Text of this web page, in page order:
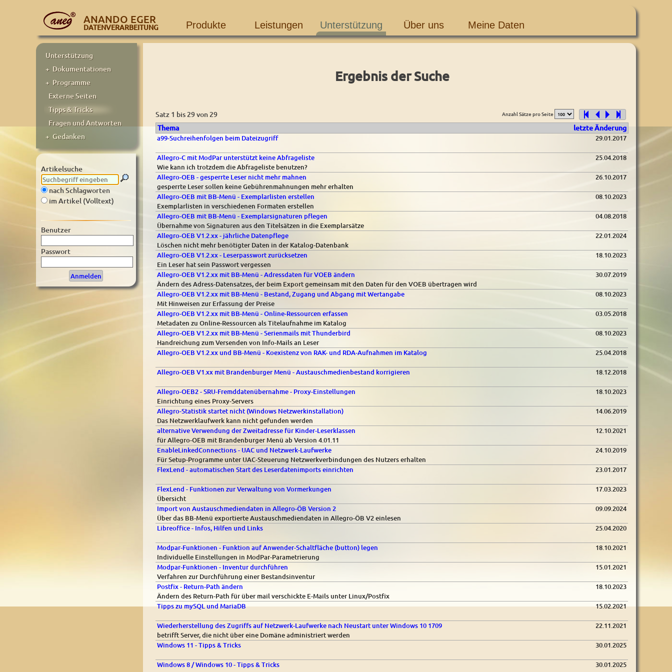
ANANDO EGER
DATENVERARBEITUNG Produkte Leistungen Unterstützung Über uns Meine Daten
Unterstützung
+ Dokumentationen
+ Programme
Externe Seiten
Tipps & Tricks
Fragen und Antworten
+ Gedanken
Artikelsuche
nach Schlagworten
im Artikel (Volltext)
Benutzer
Passwort
Ergebnis der Suche
Satz 1 bis 29 von 29 Anzahl Sätze pro Seite
Thema letzte Änderung
a99-Suchreihenfolgen beim Dateizugriff 29.01.2017
Allegro-C mit ModPar unterstützt keine Abfrageliste
Wie kann ich trotzdem die Abfrageliste benutzen?
25.04.2018
Allegro-OEB - gesperrte Leser nicht mehr mahnen
gesperrte Leser sollen keine Gebührenmahnungen mehr erhalten
26.10.2017
Allegro-OEB mit BB-Menü - Exemplarlisten erstellen
Exemplarlisten in verschiedenen Formaten erstellen
08.10.2023
Allegro-OEB mit BB-Menü - Exemplarsignaturen pflegen
Übernahme von Signaturen aus den Titelsätzen in die Exemplarsätze
04.08.2018
Allegro-OEB V1.2.xx - jährliche Datenpflege
Löschen nicht mehr benötigter Daten in der Katalog-Datenbank
22.01.2024
Allegro-OEB V1.2.xx - Leserpasswort zurücksetzen
Ein Leser hat sein Passwort vergessen
18.10.2023
Allegro-OEB V1.2.xx mit BB-Menü - Adressdaten für VOEB ändern
Ändern des Adress-Datensatzes, der beim Export gemeinsam mit den Daten für den VOEB übertragen wird
30.07.2019
Allegro-OEB V1.2.xx mit BB-Menü - Bestand, Zugang und Abgang mit Wertangabe
Mit Hinweisen zur Erfassung der Preise
08.10.2023
Allegro-OEB V1.2.xx mit BB-Menü - Online-Ressourcen erfassen
Metadaten zu Online-Ressourcen als Titelaufnahme im Katalog
03.05.2018
Allegro-OEB V1.2.xx mit BB-Menü - Serienmails mit Thunderbird
Handreichung zum Versenden von Info-Mails an Leser
08.10.2023
Allegro-OEB V1.2.xx und BB-Menü - Koexistenz von RAK- und RDA-Aufnahmen im Katalog 25.04.2018
Allegro-OEB V1.xx mit Brandenburger Menü - Austauschmedienbestand korrigieren 18.12.2018
Allegro-OEB2 - SRU-Fremddatenübernahme - Proxy-Einstellungen
Einrichtung eines Proxy-Servers
18.10.2023
Allegro-Statistik startet nicht (Windows Netzwerkinstallation)
Das Netzwerklaufwerk kann nicht gefunden werden
14.06.2019
alternative Verwendung der Zweitadresse für Kinder-Leserklassen
für Allegro-OEB mit Brandenburger Menü ab Version 4.01.11
12.10.2021
EnableLinkedConnections - UAC und Netzwerk-Laufwerke
Für Setup-Programme unter UAC-Steuerung Netzwerkverbindungen des Nutzers erhalten
24.10.2019
FlexLend - automatischen Start des Leserdatenimports einrichten 23.01.2017
FlexLend - Funktionen zur Verwaltung von Vormerkungen
Übersicht
17.03.2023
Import von Austauschmediendaten in Allegro-ÖB Version 2
Über das BB-Menü exportierte Austauschmediendaten in Allegro-ÖB V2 einlesen
09.09.2024
Libreoffice - Infos, Hilfen und Links 25.04.2020
Modpar-Funktionen - Funktion auf Anwender-Schaltfläche (button) legen
Individuelle Einstellungen in ModPar-Parametrierung
18.10.2021
Modpar-Funktionen - Inventur durchführen
Verfahren zur Durchführung einer Bestandsinventur
15.01.2021
Postfix - Return-Path ändern
Ändern des Return-Path für über mail verschickte E-Mails unter Linux/Postfix
18.10.2023
Tipps zu mySQL und MariaDB 15.02.2021
Wiederherstellung des Zugriffs auf Netzwerk-Laufwerke nach Neustart unter Windows 10 1709
betrifft Server, die nicht über eine Domäne administriert werden
22.11.2021
Windows 11 - Tipps & Tricks 30.01.2025
Windows 8 / Windows 10 - Tipps & Tricks 30.01.2025